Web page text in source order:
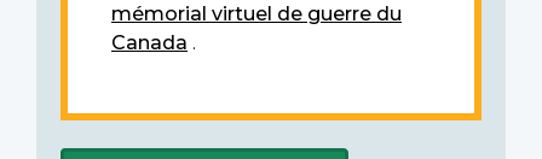
mémorial virtuel de guerre du
Canada .